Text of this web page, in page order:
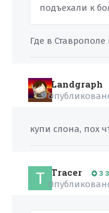
подъехали к
Где в
Landgraph
купи слона, пох
Tracer 3